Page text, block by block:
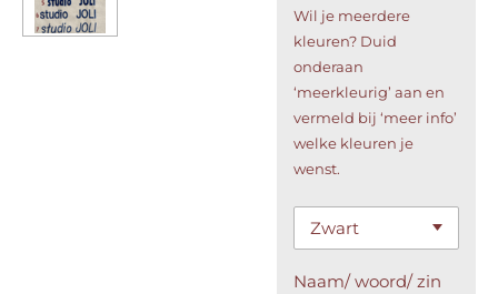
Wil je meerdere
kleuren? Duid
onderaan
‘meerkleurig’ aan en
vermeld bij ‘meer info’
welke kleuren je
wenst.
Naam/ woord/ zin